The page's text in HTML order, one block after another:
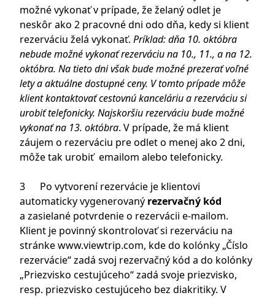
možné vykonať v prípade, že želaný odlet je
neskôr ako 2 pracovné dni odo dňa, kedy si klient
rezerváciu želá vykonať. Príklad: dňa 10. októbra
nebude možné vykonať rezerváciu na 10., 11., a na 12.
októbra. Na tieto dni však bude možné prezerať voľné
lety a aktuálne dostupné ceny. V tomto prípade môže
klient kontaktovať cestovnú kanceláriu a rezerváciu si
urobiť telefonicky. Najskoršiu rezerváciu bude možné
vykonať na 13. októbra. V prípade, že má klient
záujem o rezerváciu pre odlet o menej ako 2 dni,
môže tak urobiť emailom alebo telefonicky.
3 Po vytvorení rezervácie je klientovi
automaticky vygenerovaný rezervačný kód
a zasielané potvrdenie o rezervácii e-mailom.
Klient je povinný skontrolovať si rezerváciu na
stránkewww.viewtrip.com, kde do kolónky „Číslo
rezervácie“ zadá svoj rezervačný kód a do kolónky
„Priezvisko cestujúceho“ zadá svoje priezvisko,
resp. priezvisko cestujúceho bez diakritiky. V